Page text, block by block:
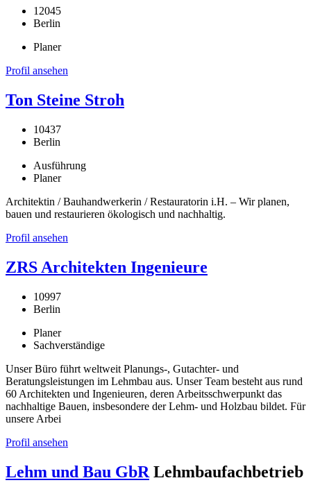
12045
Berlin
Planer
Profil ansehen
Ton Steine Stroh
10437
Berlin
Ausführung
Planer
Architektin / Bauhandwerkerin / Restauratorin i.H. – Wir planen,
bauen und restaurieren ökologisch und nachhaltig.
Profil ansehen
ZRS Architekten Ingenieure
10997
Berlin
Planer
Sachverständige
Unser Büro führt weltweit Planungs-, Gutachter- und
Beratungsleistungen im Lehmbau aus. Unser Team besteht aus rund
60 Architekten und Ingenieuren, deren Arbeitsschwerpunkt das
nachhaltige Bauen, insbesondere der Lehm- und Holzbau bildet. Für
unsere Arbei
Profil ansehen
Lehm und Bau GbR Lehmbaufachbetrieb